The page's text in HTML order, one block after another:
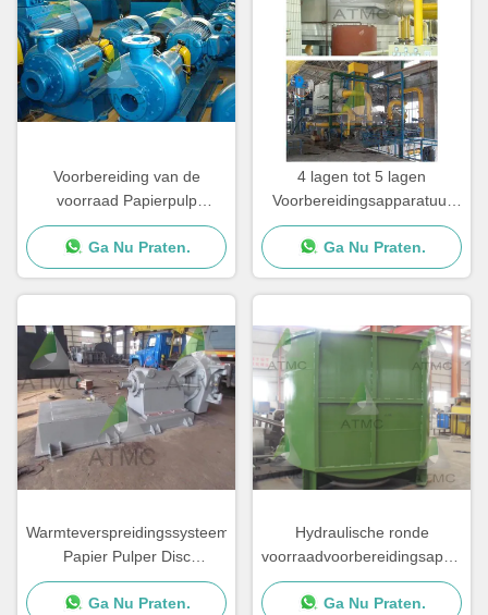
Voorbereiding van de
voorraad Papierpulp
Tandgebonden deflaker voor
afvalpapierpulp
Ga Nu Praten.
4 lagen tot 5 lagen
Voorbereidingsapparatuur
voor voorraden Afdinkcel
Ga Nu Praten.
Warmteverspreidingssysteem
Papier Pulper Disc
Warmteverspreider ODM
Ga Nu Praten.
Hydraulische ronde
D-type Hydrapulper OEM
Ga Nu Praten.